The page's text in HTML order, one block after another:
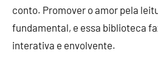
conto. Promover o amor pela
fundamental, e essa biblioteca
interativa e envolvente.